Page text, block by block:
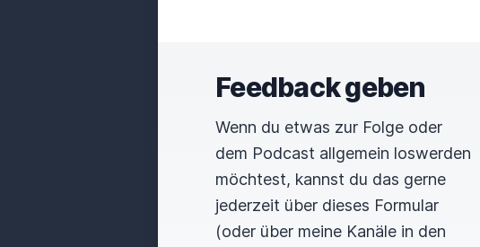
Feedback geben
Wenn du etwas zur Folge oder
dem Podcast allgemein loswerden
möchtest, kannst du das gerne
jederzeit über dieses Formular
(oder über meine Kanäle in den